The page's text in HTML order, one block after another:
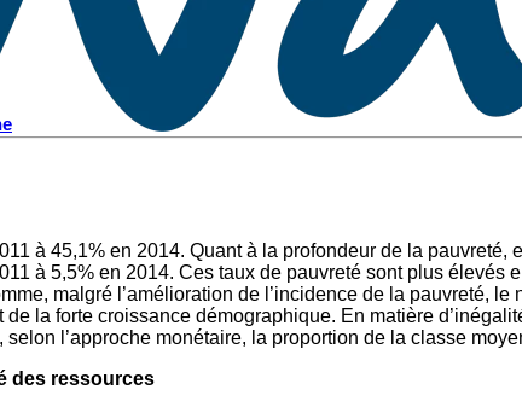
à 45,1% en 2014. Quant à la profondeur de la
à 5,5% en 2014. Ces taux de pauvreté sont plus élevés
malgré l’amélioration de l’incidence de la pauvreté,
la forte croissance démographique. En matière
l’approche monétaire, la proportion de la classe
des ressources